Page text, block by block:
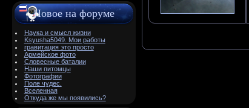
Новое на форуме
Наука и смысл жизни
Ksyusha5049. Мои работы
гравитация это просто
Армейское фото
Словесные баталии
Наши питомцы
Фотографии
Поле чудес.
Вселенная
Откуда же мы появились?